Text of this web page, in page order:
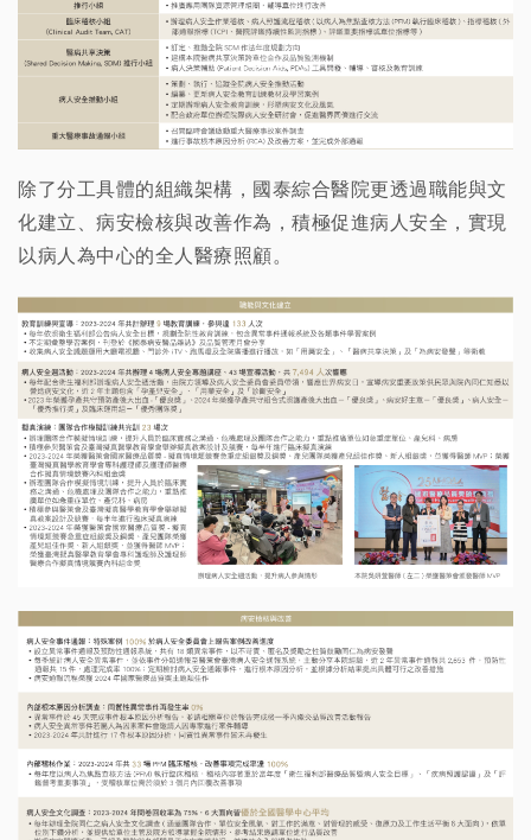
除了分工具體的組織架構，國泰綜合醫院更透過職能與文
化建立、病安檢核與改善作為，積極促進病人安全，實現
以病人為中心的全人醫療照顧。